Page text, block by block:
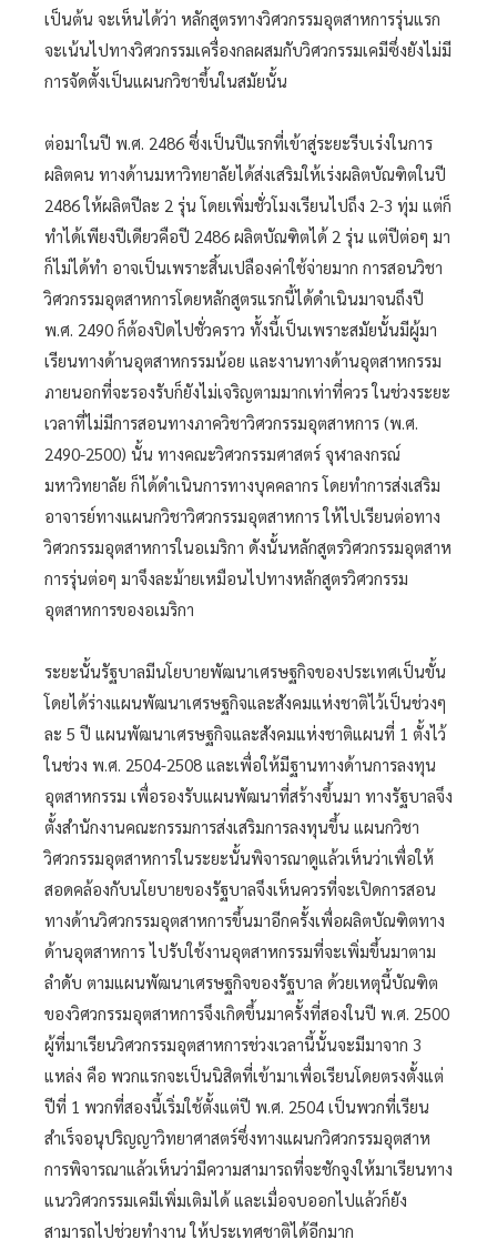
เป็นต้น จะเห็นได้ว่า หลักสูตรทางวิศวกรรมอุตสาหการรุ่นแรก
จะเน้นไปทางวิศวกรรมเครื่องกลผสมกับวิศวกรรมเคมีซึ่งยังไม่มี
การจัดตั้งเป็นแผนกวิชาขึ้นในสมัยนั้น
ต่อมาในปี พ.ศ. 2486 ซึ่งเป็นปีแรกที่เข้าสู่ระยะรีบเร่งในการ
ผลิตคน ทางด้านมหาวิทยาลัยได้ส่งเสริมให้เร่งผลิตบัณฑิตในปี
2486 ให้ผลิตปีละ 2 รุ่น โดยเพิ่มชั่วโมงเรียนไปถึง 2-3 ทุ่ม แต่ก็
ทำได้เพียงปีเดียวคือปี 2486 ผลิตบัณฑิตได้ 2 รุ่น แต่ปีต่อๆ มา
ก็ไม่ได้ทำ อาจเป็นเพราะสิ้นเปลืองค่าใช้จ่ายมาก การสอนวิชา
วิศวกรรมอุตสาหการโดยหลักสูตรแรกนี้ได้ดำเนินมาจนถึงปี
พ.ศ. 2490 ก็ต้องปิดไปชั่วคราว ทั้งนี้เป็นเพราะสมัยนั้นมีผู้มา
เรียนทางด้านอุตสาหกรรมน้อย และงานทางด้านอุตสาหกรรม
ภายนอกที่จะรองรับก็ยังไม่เจริญตามมากเท่าที่ควร ในช่วงระยะ
เวลาที่ไม่มีการสอนทางภาควิชาวิศวกรรมอุตสาหการ (พ.ศ.
2490-2500) นั้น ทางคณะวิศวกรรมศาสตร์ จุฬาลงกรณ์
มหาวิทยาลัย ก็ได้ดำเนินการทางบุคคลากร โดยทำการส่งเสริม
อาจารย์ทางแผนกวิชาวิศวกรรมอุตสาหการ ให้ไปเรียนต่อทาง
วิศวกรรมอุตสาหการในอเมริกา ดังนั้นหลักสูตรวิศวกรรมอุตสาห
การรุ่นต่อๆ มาจึงละม้ายเหมือนไปทางหลักสูตรวิศวกรรม
อุตสาหการของอเมริกา
ระยะนั้นรัฐบาลมีนโยบายพัฒนาเศรษฐกิจของประเทศเป็นขั้น
โดยได้ร่างแผนพัฒนาเศรษฐกิจและสังคมแห่งชาติไว้เป็นช่วงๆ
ละ 5 ปี แผนพัฒนาเศรษฐกิจและสังคมแห่งชาติแผนที่ 1 ตั้งไว้
ในช่วง พ.ศ. 2504-2508 และเพื่อให้มีฐานทางด้านการลงทุน
อุตสาหกรรม เพื่อรองรับแผนพัฒนาที่สร้างขึ้นมา ทางรัฐบาลจึง
ตั้งสำนักงานคณะกรรมการส่งเสริมการลงทุนขึ้น แผนกวิชา
วิศวกรรมอุตสาหการในระยะนั้นพิจารณาดูแล้วเห็นว่าเพื่อให้
สอดคล้องกับนโยบายของรัฐบาลจึงเห็นควรที่จะเปิดการสอน
ทางด้านวิศวกรรมอุตสาหการขึ้นมาอีกครั้งเพื่อผลิตบัณฑิตทาง
ด้านอุตสาหการ ไปรับใช้งานอุตสาหกรรมที่จะเพิ่มขึ้นมาตาม
ลำดับ ตามแผนพัฒนาเศรษฐกิจของรัฐบาล ด้วยเหตุนี้บัณฑิต
ของวิศวกรรมอุตสาหการจึงเกิดขึ้นมาครั้งที่สองในปี พ.ศ. 2500
ผู้ที่มาเรียนวิศวกรรมอุตสาหการช่วงเวลานี้นั้นจะมีมาจาก 3
แหล่ง คือ พวกแรกจะเป็นนิสิตที่เข้ามาเพื่อเรียนโดยตรงตั้งแต่
ปีที่ 1 พวกที่สองนี้เริ่มใช้ตั้งแต่ปี พ.ศ. 2504 เป็นพวกที่เรียน
สำเร็จอนุปริญญาวิทยาศาสตร์ซึ่งทางแผนกวิศวกรรมอุตสาห
การพิจารณาแล้วเห็นว่ามีความสามารถที่จะชักจูงให้มาเรียนทาง
แนววิศวกรรมเคมีเพิ่มเติมได้ และเมื่อจบออกไปแล้วก็ยัง
สามารถไปช่วยทำงาน ให้ประเทศชาติได้อีกมาก